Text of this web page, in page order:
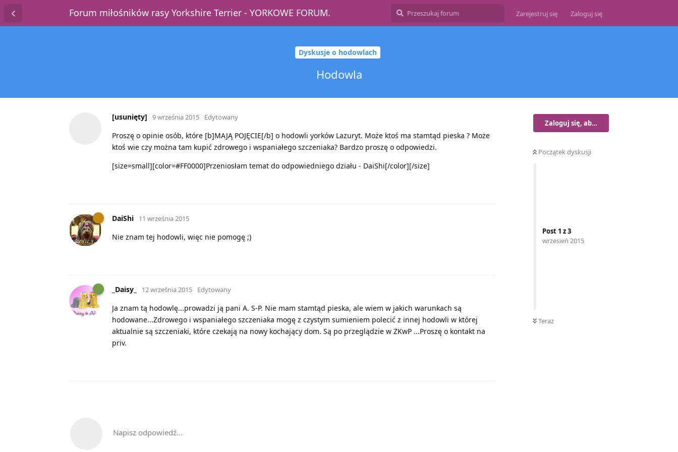
Forum miłośników rasy Yorkshire Terrier - YORKOWE FORUM. Zarejestruj się Zaloguj się
Dyskusje o hodowlach
Hodowla
Zaloguj się, aby odpisać
Początek dyskusji
Post 1 z3
wrzesień 2015
Teraz
[usunięty] 9 września 2015 Edytowany
Proszę o opinie osób, które [b]MAJĄ POJĘCIE[/b] o hodowli yorków Lazuryt. Może ktoś ma stamtąd pieska ? Może
ktoś wie czy można tam kupić zdrowego i wspaniałego szczeniaka? Bardzo proszę o odpowiedzi.
[size=small][color=#FF0000]Przeniosłam temat do odpowiedniego działu - DaiShi[/color][/size]
DaiShi 11 września 2015
Nie znam tej hodowli, więc nie pomogę ;)
_Daisy_ 12 września 2015 Edytowany
Ja znam tą hodowlę...prowadzi ją pani A. S-P. Nie mam stamtąd pieska, ale wiem w jakich warunkach są
hodowane...Zdrowego i wspaniałego szczeniaka mogę z czystym sumieniem polecić z innej hodowli w której
aktualnie są szczeniaki, które czekają na nowy kochający dom. Są po przeglądzie w ZKwP ...Proszę o kontakt na
priv.
Napisz odpowiedź...